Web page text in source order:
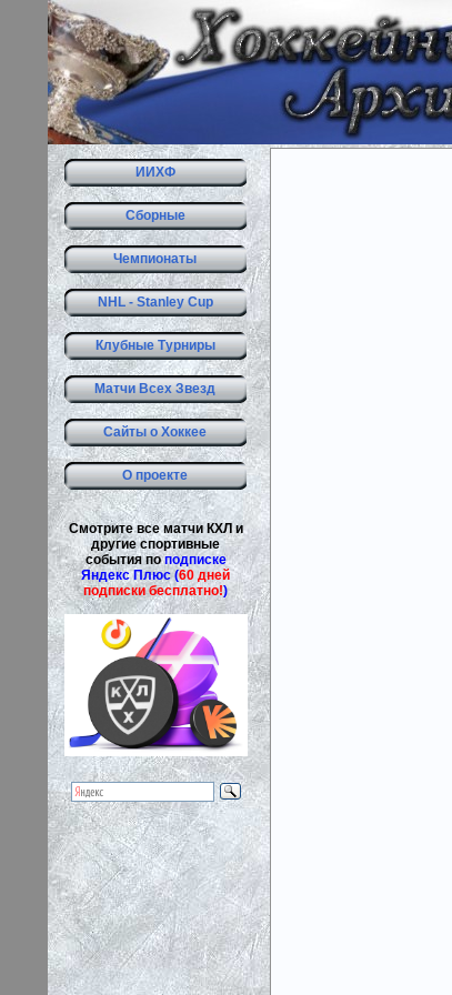
ИИХФ
Сборные
Чемпионаты
NHL - Stanley Cup
Клубные Турниры
Матчи Всех Звезд
Сайты о Хоккее
О проекте
Смотрите все матчи КХЛ и
другие спортивные
события поподписке
Яндекс Плюс (60 дней
подписки бесплатно!)